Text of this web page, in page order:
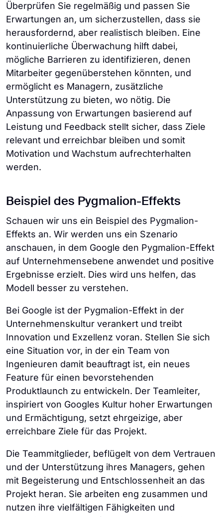
Überprüfen Sie regelmäßig und passen Sie
Erwartungen an, um sicherzustellen, dass sie
herausfordernd, aber realistisch bleiben. Eine
kontinuierliche Überwachung hilft dabei,
mögliche Barrieren zu identifizieren, denen
Mitarbeiter gegenüberstehen könnten, und
ermöglicht es Managern, zusätzliche
Unterstützung zu bieten, wo nötig. Die
Anpassung von Erwartungen basierend auf
Leistung und Feedback stellt sicher, dass Ziele
relevant und erreichbar bleiben und somit
Motivation und Wachstum aufrechterhalten
werden.
Beispiel des Pygmalion-Effekts
Schauen wir uns ein Beispiel des Pygmalion-
Effekts an. Wir werden uns ein Szenario
anschauen, in dem Google den Pygmalion-Effekt
auf Unternehmensebene anwendet und positive
Ergebnisse erzielt. Dies wird uns helfen, das
Modell besser zu verstehen.
Bei Google ist der Pygmalion-Effekt in der
Unternehmenskultur verankert und treibt
Innovation und Exzellenz voran. Stellen Sie sich
eine Situation vor, in der ein Team von
Ingenieuren damit beauftragt ist, ein neues
Feature für einen bevorstehenden
Produktlaunch zu entwickeln. Der Teamleiter,
inspiriert von Googles Kultur hoher Erwartungen
und Ermächtigung, setzt ehrgeizige, aber
erreichbare Ziele für das Projekt.
Die Teammitglieder, beflügelt von dem Vertrauen
und der Unterstützung ihres Managers, gehen
mit Begeisterung und Entschlossenheit an das
Projekt heran. Sie arbeiten eng zusammen und
nutzen ihre vielfältigen Fähigkeiten und